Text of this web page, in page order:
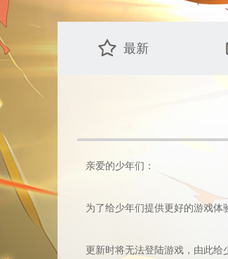
最新
亲爱的少年们：
为了给少年们提供更好的游戏体
更新时将无法登陆游戏，由此给